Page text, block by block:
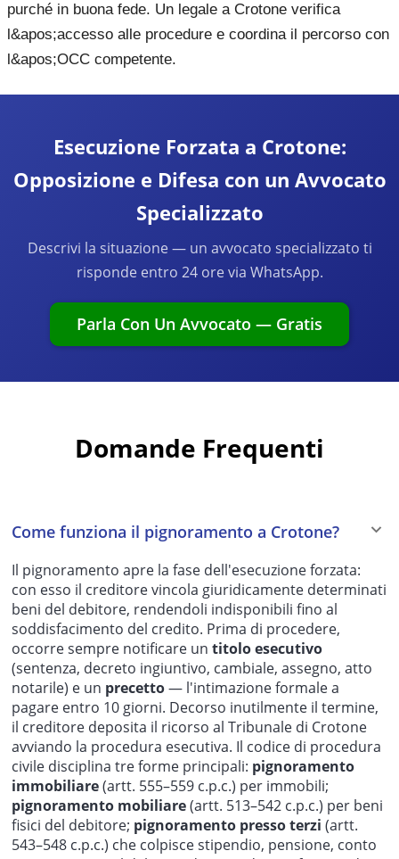
purché in buona fede. Un legale a Crotone verifica
l&apos;accesso alle procedure e coordina il percorso con
l&apos;OCC competente.
Esecuzione Forzata a Crotone:
Opposizione e Difesa con un Avvocato
Specializzato
Descrivi la situazione — un avvocato specializzato ti
risponde entro 24 ore via WhatsApp.
Parla Con Un Avvocato — Gratis
Domande Frequenti
Come funziona il pignoramento a Crotone?
Il pignoramento apre la fase dell'esecuzione forzata:
con esso il creditore vincola giuridicamente determinati
beni del debitore, rendendoli indisponibili fino al
soddisfacimento del credito. Prima di procedere,
occorre sempre notificare un titolo esecutivo
(sentenza, decreto ingiuntivo, cambiale, assegno, atto
notarile) e un precetto— l'intimazione formale a
pagare entro 10 giorni. Decorso inutilmente il termine,
il creditore deposita il ricorso al Tribunale di Crotone
avviando la procedura esecutiva. Il codice di procedura
civile disciplina tre forme principali: pignoramento
immobiliare(artt. 555–559 c.p.c.) per immobili;
pignoramento mobiliare(artt. 513–542 c.p.c.) per beni
fisici del debitore; pignoramento presso terzi (artt.
543–548 c.p.c.) che colpisce stipendio, pensione, conto